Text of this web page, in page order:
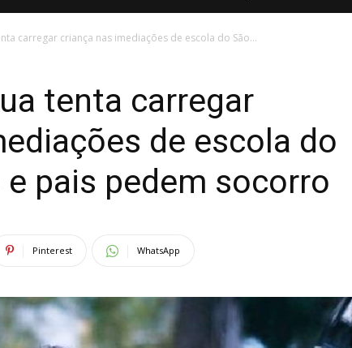
carregar criança nas imediações de escola do São...
tenta carregar
de escola do
pais pedem socorro
Pinterest WhatsApp